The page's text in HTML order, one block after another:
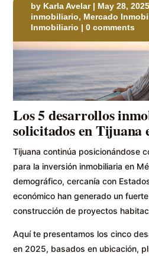
by Karla Avelar| May 28, 2025
inmobiliario, Mercado
Inmobiliario |0 comments
Los 5 desarrollos
solicitados en Tijuana
Tijuana continúa posicionándose
para la inversión inmobiliaria en
demográfico, cercanía con
económico han generado un
construcción de proyectos
Aquí te presentamos los cinco
en 2025, basados en ubicación,